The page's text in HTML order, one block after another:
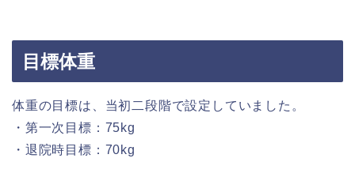
目標体重
体重の目標は、当初二段階で設定していました。
・第一次目標：75kg
・退院時目標：70kg